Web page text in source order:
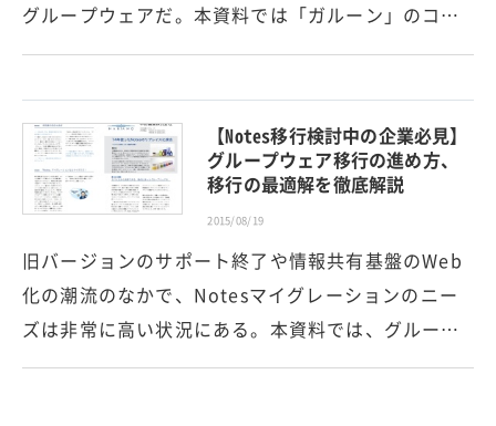
グループウェアだ。本資料では「ガルーン」のコ…
【Notes移行検討中の企業必見】
グループウェア移行の進め方、
移行の最適解を徹底解説
2015/08/19
旧バージョンのサポート終了や情報共有基盤のWeb
化の潮流のなかで、Notesマイグレーションのニー
ズは非常に高い状況にある。本資料では、グルー…